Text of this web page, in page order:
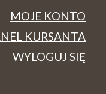
MOJE KONTO
KURSANTA
WYLOGUJ SIĘ